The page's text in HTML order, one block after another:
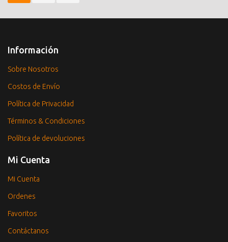
Información
Sobre Nosotros
Costos de Envío
Política de Privacidad
Términos & Condiciones
Política de devoluciones
Mi Cuenta
Mi Cuenta
Ordenes
Favoritos
Contáctanos